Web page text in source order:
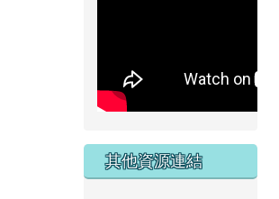
其他資源連結